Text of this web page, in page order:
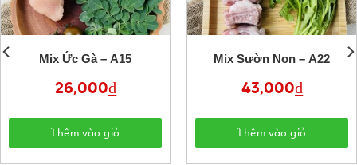
Mix Ức Gà – A15
26,000₫
Thêm vào giỏ
Mix Sườn Non – A22
43,000₫
Thêm vào giỏ